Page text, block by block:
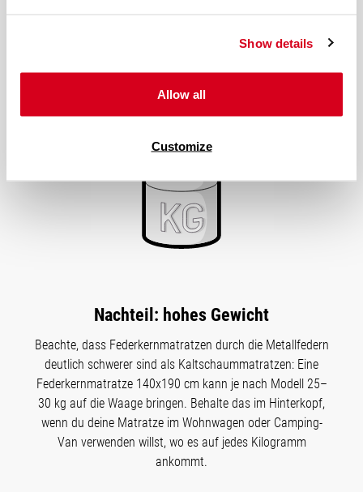
Show details
Allow all
Customize
Nachteil: hohes Gewicht
Beachte, dass Federkernmatratzen durch die Metallfedern
deutlich schwerer sind als Kaltschaummatratzen: Eine
Federkernmatratze 140x190 cm kann je nach Modell 25–
30 kg auf die Waage bringen. Behalte das im Hinterkopf,
wenn du deine Matratze im Wohnwagen oder Camping-
Van verwenden willst, wo es auf jedes Kilogramm
ankommt.